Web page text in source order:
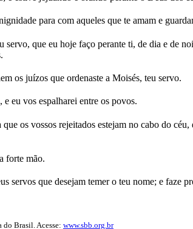
para com aqueles que te amam e
que eu hoje faço perante ti, de dia e de
os juízos que ordenaste a Moisés, teu servo.
eu vos espalharei entre os povos.
os vossos rejeitados estejam no cabo do
forte mão.
servos que desejam temer o teu nome; e faze
Brasil. Acesse: www.sbb.org.br